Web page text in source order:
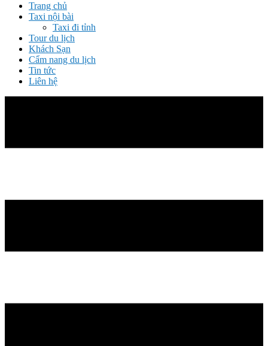
Trang chủ
Taxi nội bài
Taxi đi tỉnh
Tour du lịch
Khách Sạn
Cẩm nang du lịch
Tin tức
Liên hệ